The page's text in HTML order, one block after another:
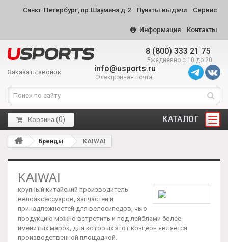
Санкт-Петербург, пр.Шаумяна д.2 Пункты выдачи Сервис
Информация Контакты
8 (800) 333 21 75
Ежедневно с 10 до 20
Заказать звонок info@usports.ru
Электронная почта
КАТАЛОГ
Корзина (0)
Бренды KAIWAI
KAIWAI
крупный китайский производитель
велоаксессуаров, запчастей и
принадлежностей для велосипедов, чью
продукцию можно встретить и под лейблами более
именитых марок, для которых этот концерн является
производственной площадкой.